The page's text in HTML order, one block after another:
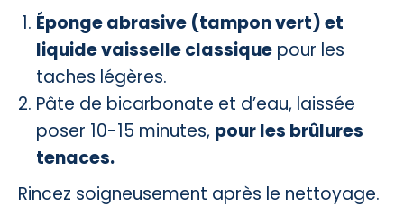
Éponge abrasive (tampon vert) et
liquide vaisselle classique pour les
taches légères.
Pâte de bicarbonate et d’eau, laissée
poser 10-15 minutes, pour les brûlures
tenaces.
Rincez soigneusement après le nettoyage.